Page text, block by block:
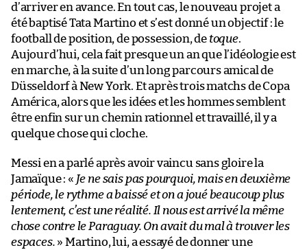
d’arriver en avance. En tout cas, le nouveau projet a
été baptisé Tata Martino et s’est donné un objectif : le
football de position, de possession, detoque.
Aujourd’hui, cela fait presque un an que l’idéologie est
en marche, à la suite d’un long parcours amical de
Düsseldorf à New York. Et après trois matchs de Copa
América, alors que les idées et les hommes semblent
être enfin sur un chemin rationnel et travaillé, il y a
quelque chose qui cloche.
Messi en a parlé après avoir vaincu sans gloire la
Jamaïque : « Je ne sais pas pourquoi, mais en deuxième
période, le rythme a baissé et on a joué beaucoup plus
lentement, c’est une réalité. Il nous est arrivé la même
chose contre le Paraguay. On avait du mal à trouver les
espaces. » Martino, lui, a essayé de donner une